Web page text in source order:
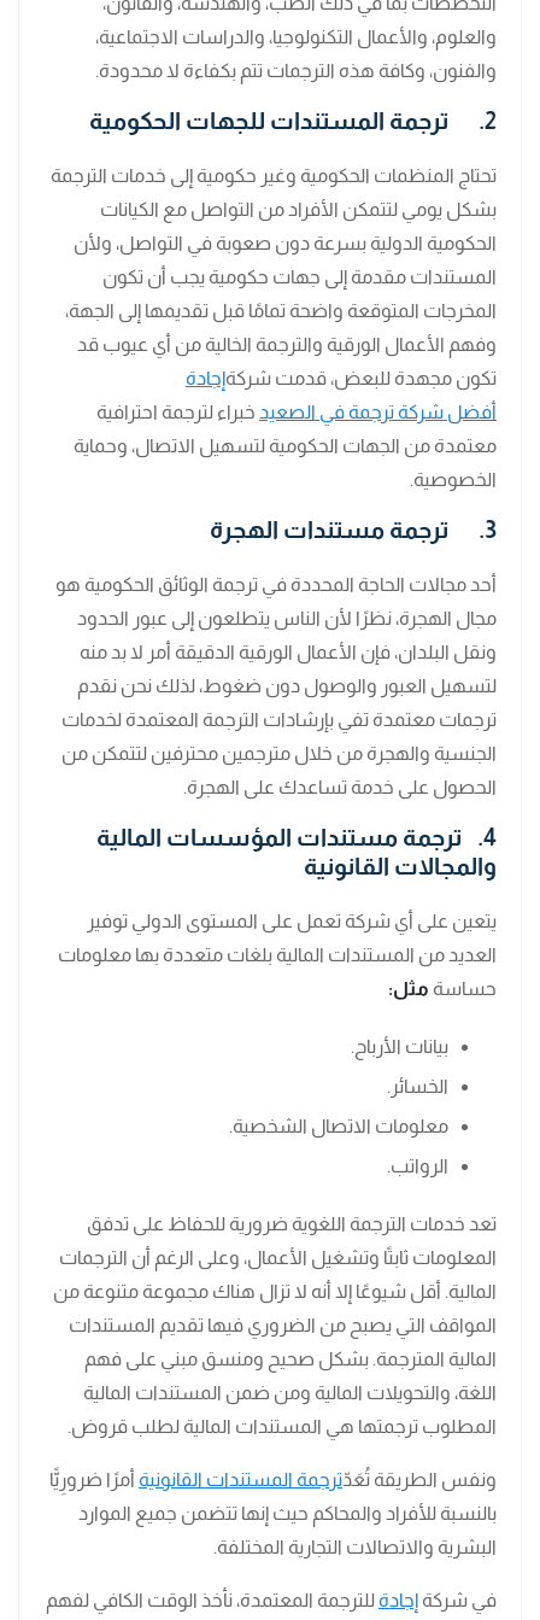
والعلوم، والأعمال التكنولوجيا، والدراسات الاجتماعية،
والفنون، وكافة هذه الترجمات تتم بكفاءة لا محدودة.
2. ترجمة المستندات للجهات الحكومية
تحتاج المنظمات الحكومية وغير حكومية إلى خدمات الترجمة
بشكل يومي لتتمكن الأفراد من التواصل مع الكيانات
الحكومية الدولية بسرعة دون صعوبة في التواصل، ولأن
المستندات مقدمة إلى جهات حكومية يجب أن تكون
المخرجات المتوقعة واضحة تمامًا قبل تقديمها إلى الجهة،
وفهم الأعمال الورقية والترجمة الخالية من أي عيوب قد
تكون مجهدة للبعض، قدمت شركةإجادة
أفضل شركة ترجمة في الصعيد خبراء لترجمة احترافية
معتمدة من الجهات الحكومية لتسهيل الاتصال، وحماية
الخصوصية.
3. ترجمة مستندات الهجرة
أحد مجالات الحاجة المحددة في ترجمة الوثائق الحكومية هو
مجال الهجرة، نظرًا لأن الناس يتطلعون إلى عبور الحدود
ونقل البلدان، فإن الأعمال الورقية الدقيقة أمر لا بد منه
لتسهيل العبور والوصول دون ضغوط، لذلك نحن نقدم
ترجمات معتمدة تفي بإرشادات الترجمة المعتمدة لخدمات
الجنسية والهجرة من خلال مترجمين محترفين لتتمكن من
الحصول على خدمة تساعدك على الهجرة.
4. ترجمة مستندات المؤسسات المالية
والمجالات القانونية
يتعين على أي شركة تعمل على المستوى الدولي توفير
العديد من المستندات المالية بلغات متعددة بها معلومات
حساسة مثل:
بيانات الأرباح.
الخسائر.
معلومات الاتصال الشخصية.
الرواتب.
تعد خدمات الترجمة اللغوية ضرورية للحفاظ على تدفق
المعلومات ثابتًا وتشغيل الأعمال، وعلى الرغم أن الترجمات
المالية. أقل شيوعًا إلا أنه لا تزال هناك مجموعة متنوعة من
المواقف التي يصبح من الضروري فيها تقديم المستندات
المالية المترجمة. بشكل صحيح ومنسق مبني على فهم
اللغة، والتحويلات المالية ومن ضمن المستندات المالية
المطلوب ترجمتها هي المستندات المالية لطلب قروض.
ونفس الطريقة تُعَدّترجمة المستندات القانونية أمرًا ضرورِيًّا
بالنسبة للأفراد والمحاكم حيث إنها تتضمن جميع الموارد
البشرية والاتصالات التجارية المختلفة.
في شركة إجادة للترجمة المعتمدة، نأخذ الوقت الكافي لفهم